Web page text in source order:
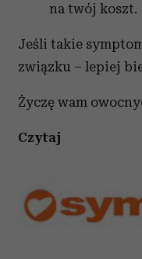
na twój koszt.
Jeśli takie
związku – lepiej
Życzę wam
Czytaj